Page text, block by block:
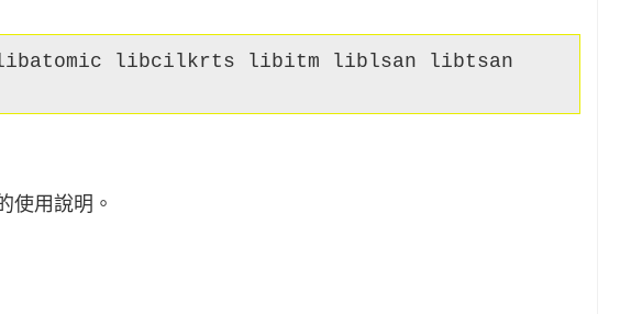
libatomic libcilkrts libitm liblsan libtsan
使用說明。